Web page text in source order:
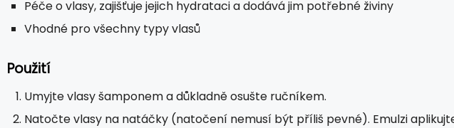
Péče o vlasy, zajišťuje jejich hydrataci a dodává jim potřebné živiny
Vhodné pro všechny typy vlasů
Použití
Umyjte vlasy šamponem a důkladně osušte ručníkem.
Natočte vlasy na natáčky (natočení nemusí být příliš pevné). Emulzi